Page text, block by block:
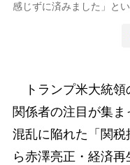
感じずに済みました」と
トランプ米大統領
関係者の注目が集
混乱に陥れた「関
ら赤澤亮正・経済